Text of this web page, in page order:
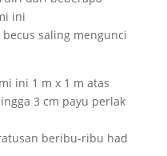
ini
saling mengunci
ini 1 m x 1 m atas
3 cm payu perlak
beribu-ribu had